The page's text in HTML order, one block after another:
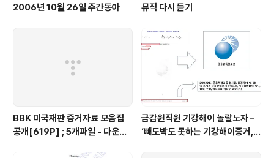
2006년 10월 26일 주간동아
뮤직 다시 듣기
BBK 미국재판 증거자료 모음집
공개[619P] ; 5개파일 - 다운로
금감원직원 기강해이 놀랄노자 –
‘빼도박도 못하는 기강해이증거,